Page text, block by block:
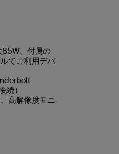
、付属の
でご利用デバ
続）
高解像度モニ